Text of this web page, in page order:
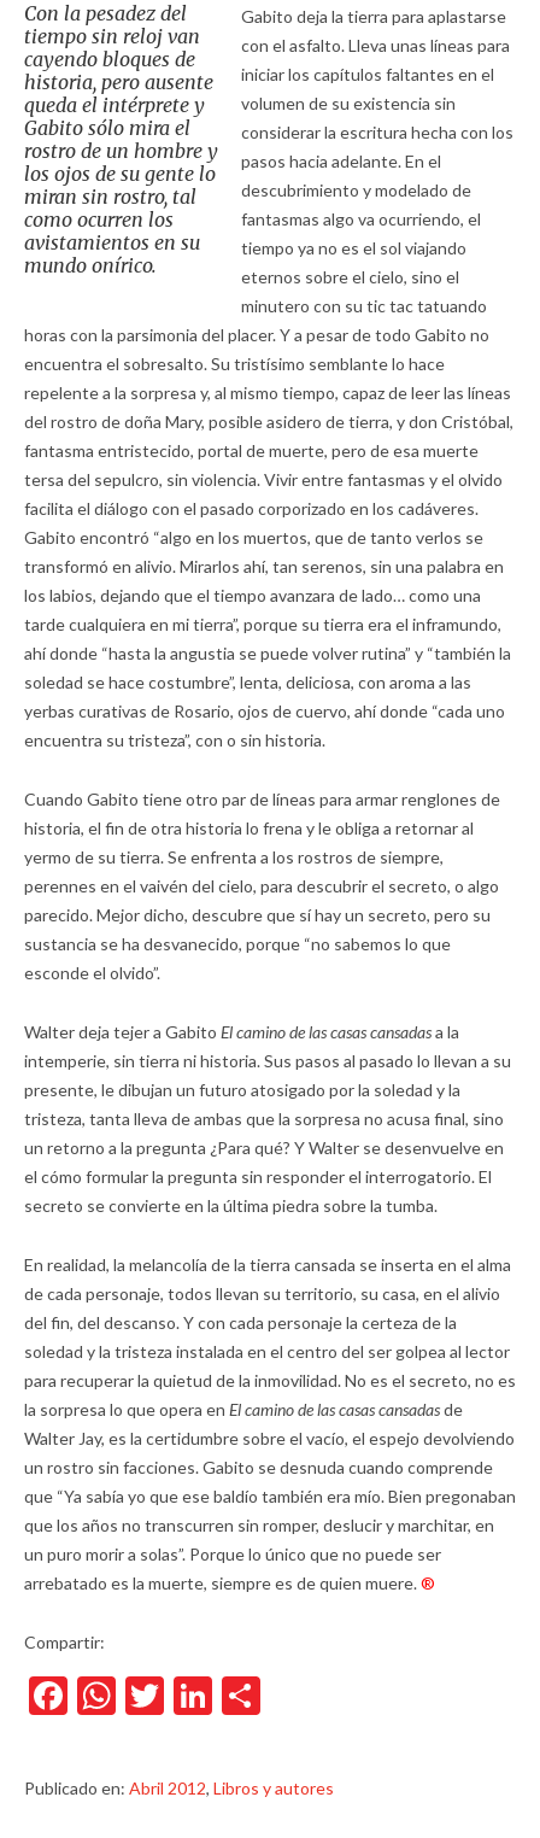
Con la pesadez del
tiempo sin reloj van
cayendo bloques de
historia, pero ausente
queda el intérprete y
Gabito sólo mira el
rostro de un hombre y
los ojos de su gente lo
miran sin rostro, tal
como ocurren los
avistamientos en su
mundo onírico.
Gabito deja la tierra para aplastarse
con el asfalto. Lleva unas líneas para
iniciar los capítulos faltantes en el
volumen de su existencia sin
considerar la escritura hecha con los
pasos hacia adelante. En el
descubrimiento y modelado de
fantasmas algo va ocurriendo, el
tiempo ya no es el sol viajando
eternos sobre el cielo, sino el
minutero con su tic tac tatuando
horas con la parsimonia del placer. Y a pesar de todo Gabito no
encuentra el sobresalto. Su tristísimo semblante lo hace
repelente a la sorpresa y, al mismo tiempo, capaz de leer las líneas
del rostro de doña Mary, posible asidero de tierra, y don Cristóbal,
fantasma entristecido, portal de muerte, pero de esa muerte
tersa del sepulcro, sin violencia. Vivir entre fantasmas y el olvido
facilita el diálogo con el pasado corporizado en los cadáveres.
Gabito encontró “algo en los muertos, que de tanto verlos se
transformó en alivio. Mirarlos ahí, tan serenos, sin una palabra en
los labios, dejando que el tiempo avanzara de lado… como una
tarde cualquiera en mi tierra”, porque su tierra era el inframundo,
ahí donde “hasta la angustia se puede volver rutina” y “también la
soledad se hace costumbre”, lenta, deliciosa, con aroma a las
yerbas curativas de Rosario, ojos de cuervo, ahí donde “cada uno
encuentra su tristeza”, con o sin historia.
Cuando Gabito tiene otro par de líneas para armar renglones de
historia, el fin de otra historia lo frena y le obliga a retornar al
yermo de su tierra. Se enfrenta a los rostros de siempre,
perennes en el vaivén del cielo, para descubrir el secreto, o algo
parecido. Mejor dicho, descubre que sí hay un secreto, pero su
sustancia se ha desvanecido, porque “no sabemos lo que
esconde el olvido”.
Walter deja tejer a Gabito El camino de las casas cansadasa la
intemperie, sin tierra ni historia. Sus pasos al pasado lo llevan a su
presente, le dibujan un futuro atosigado por la soledad y la
tristeza, tanta lleva de ambas que la sorpresa no acusa final, sino
un retorno a la pregunta ¿Para qué? Y Walter se desenvuelve en
el cómo formular la pregunta sin responder el interrogatorio. El
secreto se convierte en la última piedra sobre la tumba.
En realidad, la melancolía de la tierra cansada se inserta en el alma
de cada personaje, todos llevan su territorio, su casa, en el alivio
del fin, del descanso. Y con cada personaje la certeza de la
soledad y la tristeza instalada en el centro del ser golpea al lector
para recuperar la quietud de la inmovilidad. No es el secreto, no es
la sorpresa lo que opera en El camino de las casas cansadasde
Walter Jay, es la certidumbre sobre el vacío, el espejo devolviendo
un rostro sin facciones. Gabito se desnuda cuando comprende
que “Ya sabía yo que ese baldío también era mío. Bien pregonaban
que los años no transcurren sin romper, deslucir y marchitar, en
un puro morir a solas”. Porque lo único que no puede ser
arrebatado es la muerte, siempre es de quien muere.®
Compartir:
Facebook
WhatsApp
TwitterLinkedIn
Publicado en: Abril 2012, Libros y autores